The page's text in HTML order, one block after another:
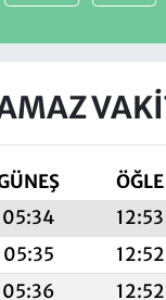
ÖĞLE
05:34 12:53
05:35 12:52
05:36 12:52